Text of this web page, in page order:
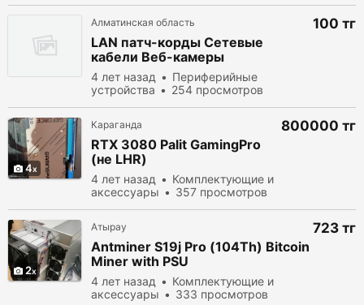
Алматинская область
LAN патч-корды Сетевые
кабели Веб-камеры
4 лет назад
Периферийные
устройства
254 просмотров
100 тг
4
Караганда
RTX 3080 Palit GamingPro
(не LHR)
4 лет назад
Комплектующие и
аксессуары
357 просмотров
800000 тг
2
Атырау
Antminer S19j Pro (104Th) Bitcoin
Miner with PSU
4 лет назад
Комплектующие и
аксессуары
333 просмотров
723 тг